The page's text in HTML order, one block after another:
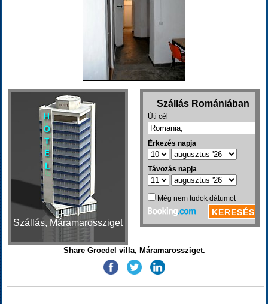
Szállás, Máramarossziget
Share Groedel villa, Máramarossziget.